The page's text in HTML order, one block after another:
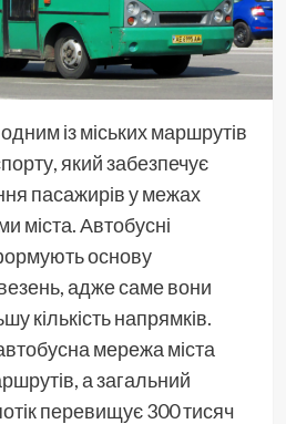
із міських маршрутів
який забезпечує
пасажирів у межах
міста. Автобусні
основу
адже саме вони
кількість напрямків.
мережа міста
а загальний
перевищує 300 тисяч